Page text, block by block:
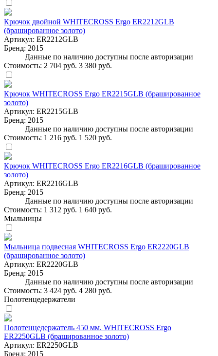
Крючок двойной WHITECROSS Ergo ER2212GLB
(брашированное золото)
Артикул: ER2212GLB
Бренд: 2015
Данные по наличию доступны после авторизации
Стоимость: 2 704 руб. 3 380 руб.
Крючок WHITECROSS Ergo ER2215GLB (брашированное
золото)
Артикул: ER2215GLB
Бренд: 2015
Данные по наличию доступны после авторизации
Стоимость: 1 216 руб. 1 520 руб.
Крючок WHITECROSS Ergo ER2216GLB (брашированное
золото)
Артикул: ER2216GLB
Бренд: 2015
Данные по наличию доступны после авторизации
Стоимость: 1 312 руб. 1 640 руб.
Мыльницы
Мыльница подвесная WHITECROSS Ergo ER2220GLB
(брашированное золото)
Артикул: ER2220GLB
Бренд: 2015
Данные по наличию доступны после авторизации
Стоимость: 3 424 руб. 4 280 руб.
Полотенцедержатели
Полотенцедержатель 450 мм. WHITECROSS Ergo
ER2250GLB (брашированное золото)
Артикул: ER2250GLB
Бренд: 2015